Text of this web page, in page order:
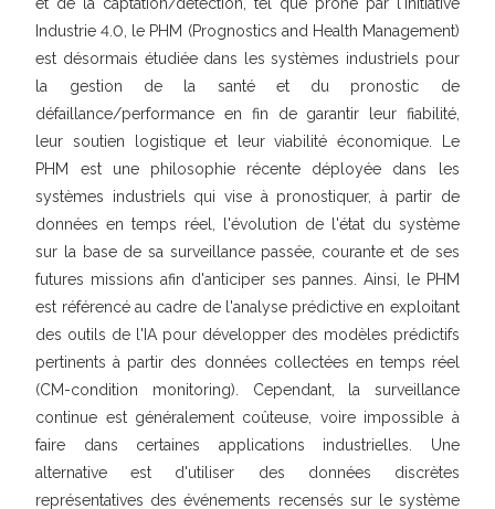
Industrie 4.0, le PHM (Prognostics and Health Management)
est désormais étudiée dans les systèmes industriels pour
la gestion de la santé et du pronostic de
défaillance/performance en fin de garantir leur fiabilité,
leur soutien logistique et leur viabilité économique. Le
PHM est une philosophie récente déployée dans les
systèmes industriels qui vise à pronostiquer, à partir de
données en temps réel, l'évolution de l'état du système
sur la base de sa surveillance passée, courante et de ses
futures missions afin d'anticiper ses pannes. Ainsi, le PHM
est référencé au cadre de l'analyse prédictive en exploitant
des outils de l'IA pour développer des modèles prédictifs
pertinents à partir des données collectées en temps réel
(CM-condition monitoring). Cependant, la surveillance
continue est généralement coûteuse, voire impossible à
faire dans certaines applications industrielles. Une
alternative est d'utiliser des données discrètes
représentatives des événements recensés sur le système